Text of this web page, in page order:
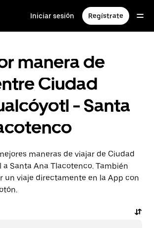
Iniciar sesión Regístrate
manera de
Ciudad
- Santa
maneras de viajar de Ciudad
a Santa Ana Tlacotenco. También
un viaje directamente en la App con